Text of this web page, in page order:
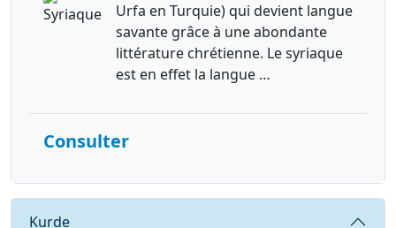
Urfa en Turquie) qui devient langue
savante grâce à une abondante
littérature chrétienne. Le syriaque
est en effet la langue …
Consulter
Requête
Kurde